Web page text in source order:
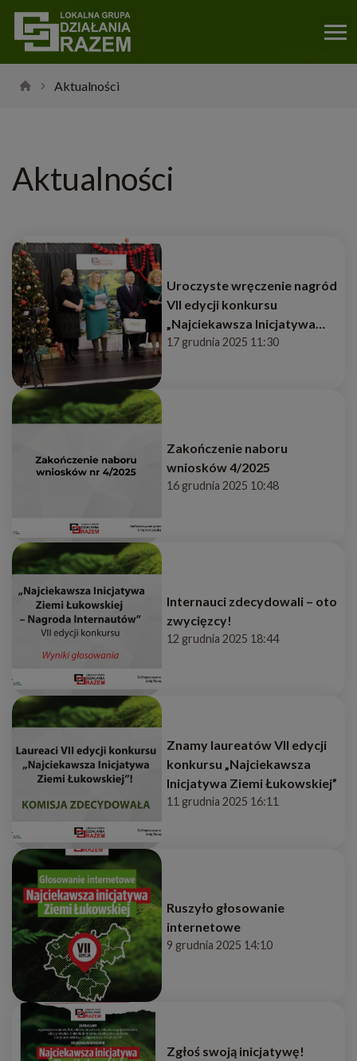
Aktualności
Aktualności
Uroczyste wręczenie nagród
VII edycji konkursu
„Najciekawsza Inicjatywa
Ziemi Łukowskiej”
17 grudnia 2025 11:30
Zakończenie naboru
wniosków 4/2025
16 grudnia 2025 10:48
Internauci zdecydowali – oto
zwycięzcy!
12 grudnia 2025 18:44
Znamy laureatów VII edycji
konkursu „Najciekawsza
Inicjatywa Ziemi Łukowskiej”
11 grudnia 2025 16:11
Ruszyło głosowanie
internetowe
9 grudnia 2025 14:10
Zgłoś swoją inicjatywę!